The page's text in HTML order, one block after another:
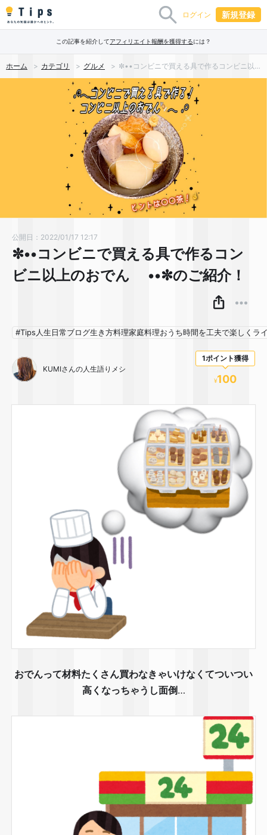
ログイン 新規登録
この記事を紹介してアフィリエイト報酬を獲得するには？
ホーム カテゴリ グルメ ✼••コンビニで買える具で作るコンビニ以上のおでん🍢••✼のご紹介！
公開日：2022/01/17 12:17
✼••コンビニで買える具で作るコン
ビニ以上のおでん🍢••✼のご紹介！
#Tips人生日常ブログ生き方料理家庭料理おうち時間を工夫で楽しくラ
1ポイント獲得
¥100
KUMIさんの人生語りメシ🍚
おでんって材料たくさん買わなきゃいけなくてついつい
高くなっちゃうし面倒…